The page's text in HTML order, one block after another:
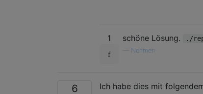
1 schöne Lösung. ./
Nehmen
6 Ich habe dies mit